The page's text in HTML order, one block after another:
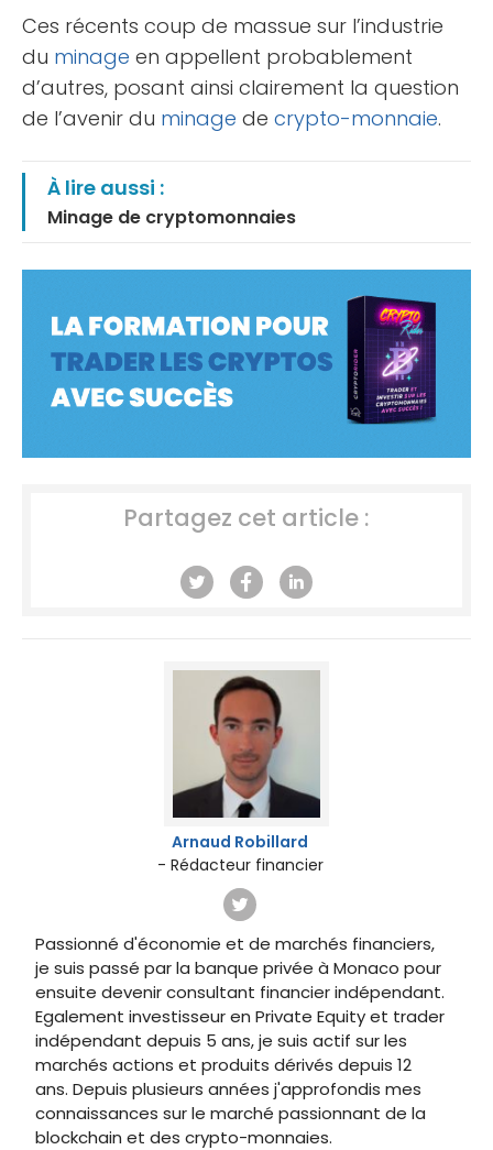
Ces récents coup de massue sur l’industrie
du minage en appellent probablement
d’autres, posant ainsi clairement la question
de l’avenir du minage de crypto-monnaie.
À lire aussi :
Minage de cryptomonnaies
Partagez cet article :
Arnaud Robillard
- Rédacteur financier
Passionné d'économie et de marchés financiers,
je suis passé par la banque privée à Monaco pour
ensuite devenir consultant financier indépendant.
Egalement investisseur en Private Equity et trader
indépendant depuis 5 ans, je suis actif sur les
marchés actions et produits dérivés depuis 12
ans. Depuis plusieurs années j'approfondis mes
connaissances sur le marché passionnant de la
blockchain et des crypto-monnaies.